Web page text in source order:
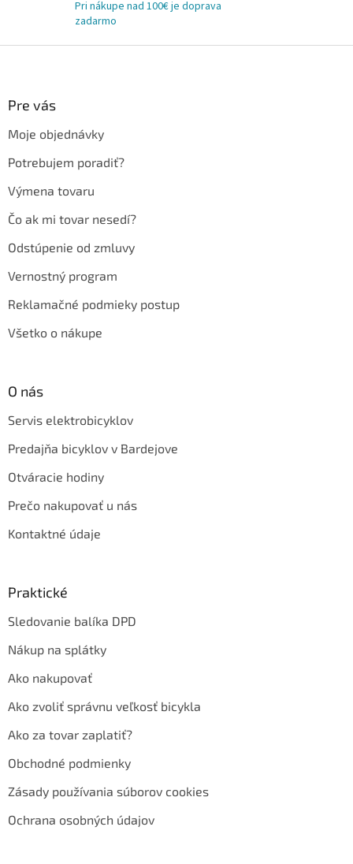
Pri nákupe nad 100€ je doprava
zadarmo
Pre vás
Moje objednávky
Potrebujem poradiť?
Výmena tovaru
Čo ak mi tovar nesedí?
Odstúpenie od zmluvy
Vernostný program
Reklamačné podmieky postup
Všetko o nákupe
O nás
Servis elektrobicyklov
Predajňa bicyklov v Bardejove
Otváracie hodiny
Prečo nakupovať u nás
Kontaktné údaje
Praktické
Sledovanie balíka DPD
Nákup na splátky
Ako nakupovať
Ako zvoliť správnu veľkosť bicykla
Ako za tovar zaplatiť?
Obchodné podmienky
Zásady používania súborov cookies
Ochrana osobných údajov